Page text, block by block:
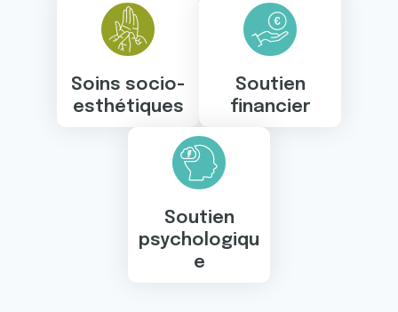
Soins socio-
esthétiques
Soutien
financier
Soutien
psychologiqu
e